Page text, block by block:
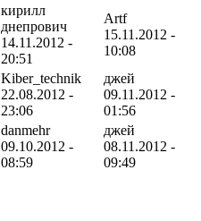
кирилл
днепрович
14.11.2012 -
20:51
Artf
15.11.2012 -
10:08
Kiber_technik
22.08.2012 -
23:06
джей
09.11.2012 -
01:56
danmehr
09.10.2012 -
08:59
джей
08.11.2012 -
09:49